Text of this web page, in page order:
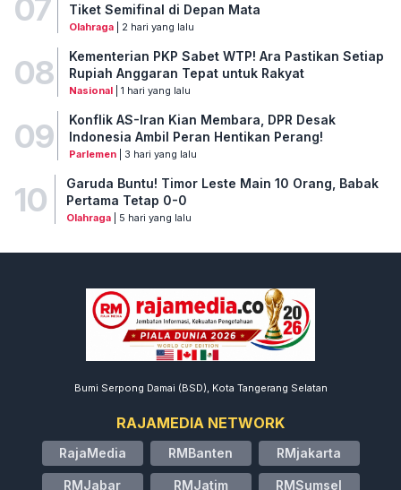
07
Tiket Semifinal di Depan Mata
Olahraga| 2 hari yang lalu
08
Kementerian PKP Sabet WTP! Ara Pastikan Setiap
Rupiah Anggaran Tepat untuk Rakyat
Nasional| 1 hari yang lalu
09
Konflik AS-Iran Kian Membara, DPR Desak
Indonesia Ambil Peran Hentikan Perang!
Parlemen| 3 hari yang lalu
10
Garuda Buntu! Timor Leste Main 10 Orang, Babak
Pertama Tetap 0-0
Olahraga| 5 hari yang lalu
Bumi Serpong Damai (BSD), Kota Tangerang Selatan
RAJAMEDIA NETWORK
RajaMedia RMBanten RMjakarta
RMJabar RMJatim RMSumsel